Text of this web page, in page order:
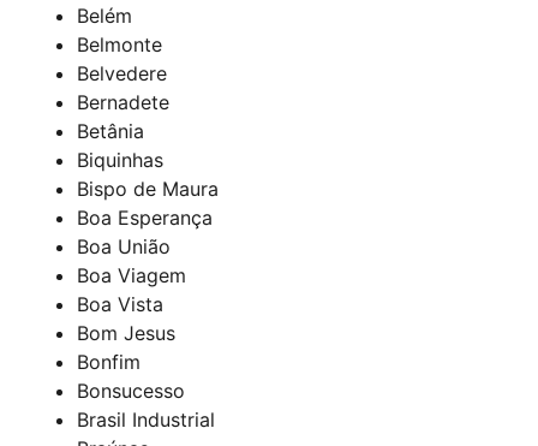
Belém
Belmonte
Belvedere
Bernadete
Betânia
Biquinhas
Bispo de Maura
Boa Esperança
Boa União
Boa Viagem
Boa Vista
Bom Jesus
Bonfim
Bonsucesso
Brasil Industrial